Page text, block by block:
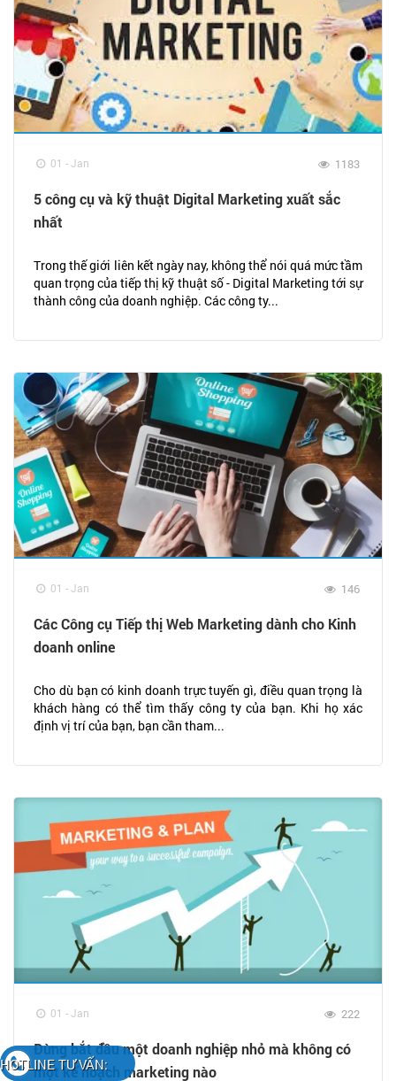
01 - Jan 1183
5 công cụ và kỹ thuật Digital Marketing xuất sắc
nhất
Trong thế giới liên kết ngày nay, không thể nói quá mức tầm
quan trọng của tiếp thị kỹ thuật số - Digital Marketing tới sự
thành công của doanh nghiệp. Các công ty...
01 - Jan 146
Các Công cụ Tiếp thị Web Marketing dành cho Kinh
doanh online
Cho dù bạn có kinh doanh trực tuyến gì, điều quan trọng là
khách hàng có thể tìm thấy công ty của bạn. Khi họ xác
định vị trí của bạn, bạn cần tham...
01 - Jan 222
Đừng bắt đầu một doanh nghiệp nhỏ mà không có
một kế hoạch marketing nào
HOTLINE TƯ VẤN: